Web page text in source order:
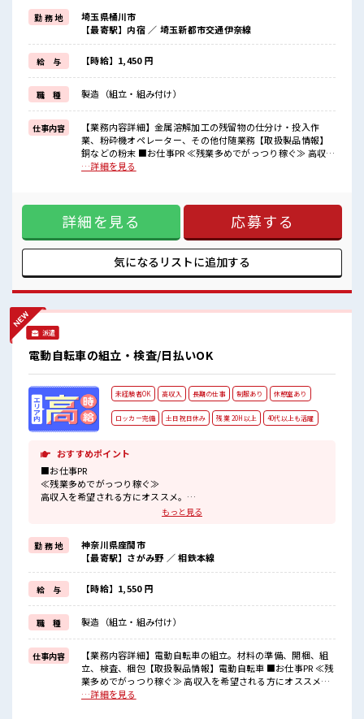
家族や友人と一緒にプライベート満喫！
≪髪型自由≫
基本的に髪色自由で明るすぎたり奇抜でなければOKです！
(規定有)≪機能的な制服アリ≫
制服があるので、
毎日の服装の悩み解消♪
≪未経験でも活躍できる≫
新しいことにチャレンジするのは不安だけど、
しっかり働く環境が整っています！
イチからスキルUP・ステップUP目指していきましょう！
■職場の雰囲気
髪型にこだわりのあるアナタは必見！
職場にはロッカー完備！
私物の置きすぎには注意が必要ですね★
勤 務 地
埼玉県桶川市
【最寄駅】内宿 ／ 埼玉新都市交通伊奈線
給 与 【時給】1,450 円
職 種 製造（組立・組み付け）
仕事内容
【業務内容詳細】金属溶解加工の残留物の仕分け・投入作
業、粉砕機オペレーター、その他付随業務【取扱製品情報】
銅などの粉末 ■お仕事PR ≪残業多めでがっつり稼ぐ≫ 高収入
を希望される方にオススメ。 残業は月20時間以上あります♪
ければOKです！ (規定有)≪機能的な制服アリ≫ 制服があるの
で、 毎日の服装の悩み解消♪ ≪未経験でも活躍できる≫ 新し
いことにチャレンジするのは不安だけど、 しっかり働く環境
が整っています！ イチからスキルUP・ステップUP目指して
いきましょう！ ■職場の雰囲気 髪型にこだわりのあるアナタ
は必見！ 髪型自由な職場！ 休憩室でホッと一息リフレッシ
ですね★
…詳細を見る
詳細を見る 応募する
気になるリストに追加する
派遣
電動自転車の組立・検査/日払いOK
未経験者OK 高収入 長期の仕事 制服あり 休憩室あり
ロッカー完備 土日祝日休み 残業 20H以上 40代以上も活躍
おすすめポイント
■お仕事PR
≪残業多めでがっつり稼ぐ≫
高収入を希望される方にオススメ。
残業は月20時間以上あります♪
家族や友人と一緒にプライベート満喫！
≪ラクラク制服アリ≫
制服があるので、
毎日の服装の悩み解消♪
≪未経験の方も大カンゲイ≫
新しいことにチャレンジするのは不安だけど、
しっかり働く環境が整っています！
イチからスキルUP・ステップUP目指していきましょう！
≪収入アップを目指せる≫
高時給だらけの派遣のお仕事です！
■職場の雰囲気
休憩室完備でランチや休憩も充実しそう♪
もっと見る
勤 務 地
神奈川県座間市
【最寄駅】さがみ野 ／ 相鉄本線
給 与 【時給】1,550 円
職 種 製造（組立・組み付け）
仕事内容
【業務内容詳細】電動自転車の組立。材料の準備、開梱、組
立、検査、梱包【取扱製品情報】電動自転車 ■お仕事PR ≪残
業多めでがっつり稼ぐ≫ 高収入を希望される方にオススメ。
残業は月20時間以上あります♪ ≪土日祝休のお仕事≫ 家族や
…詳細を見る